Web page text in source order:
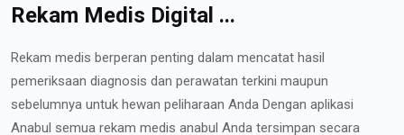
Rekam Medis Digital ...
Rekam medis berperan penting dalam mencatat hasil
pemeriksaan diagnosis dan perawatan terkini maupun
sebelumnya untuk hewan peliharaan Anda Dengan aplikasi
Anabul semua rekam medis anabul Anda tersimpan secara